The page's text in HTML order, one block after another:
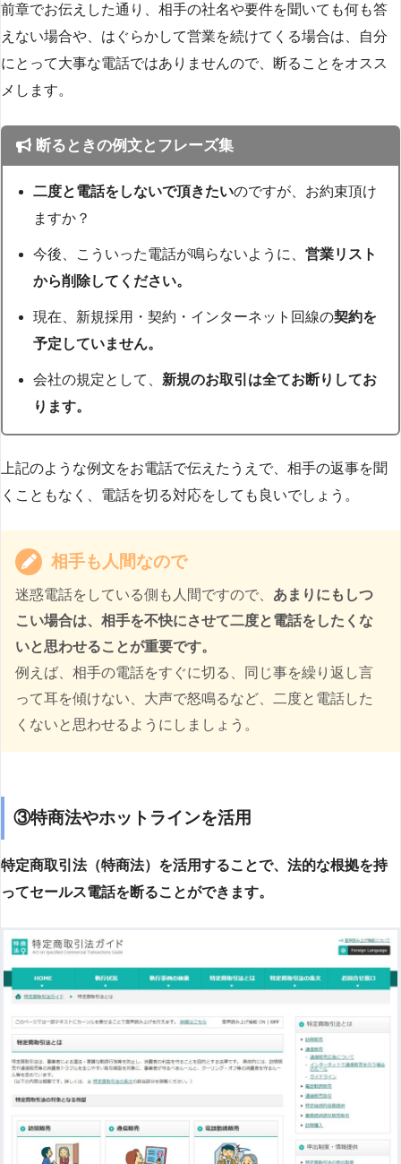
前章でお伝えした通り、相手の社名や要件を聞いても何も答
えない場合や、はぐらかして営業を続けてくる場合は、自分
にとって大事な電話ではありませんので、断ることをオスス
メします。
断るときの例文とフレーズ集
二度と電話をしないで頂きたいのですが、お約束頂け
ますか？
今後、こういった電話が鳴らないように、営業リスト
から削除してください。
現在、新規採用・契約・インターネット回線の契約を
予定していません。
会社の規定として、 新規のお取引は全てお断りしてお
ります。
上記のような例文をお電話で伝えたうえで、相手の返事を聞
くこともなく、電話を切る対応をしても良いでしょう。
相手も人間なので
迷惑電話をしている側も人間ですので、 あまりにもしつ
こい場合は、相手を不快にさせて二度と電話をしたくな
いと思わせることが重要です。
例えば、相手の電話をすぐに切る、同じ事を繰り返し言
って耳を傾けない、大声で怒鳴るなど、二度と電話した
くないと思わせるようにしましょう。
③特商法やホットラインを活用
特定商取引法（特商法）を活用することで、法的な根拠を持
ってセールス電話を断ることができます。